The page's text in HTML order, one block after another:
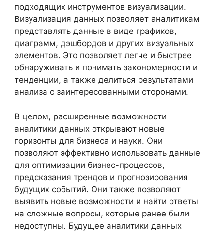
подходящих инструментов визуализации.
Визуализация данных позволяет аналитикам
представлять данные в виде графиков,
диаграмм, дэшбордов и других визуальных
элементов. Это позволяет легче и быстрее
обнаруживать и понимать закономерности и
тенденции, а также делиться результатами
анализа с заинтересованными сторонами.
В целом, расширенные возможности
аналитики данных открывают новые
горизонты для бизнеса и науки. Они
позволяют эффективно использовать данные
для оптимизации бизнес-процессов,
предсказания трендов и прогнозирования
будущих событий. Они также позволяют
выявить новые возможности и найти ответы
на сложные вопросы, которые ранее были
недоступны. Будущее аналитики данных